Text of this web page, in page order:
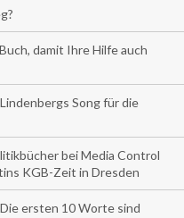
damit Ihre Hilfe auch
Song für die
bei Media Control
KGB-Zeit in Dresden
ersten 10 Worte sind